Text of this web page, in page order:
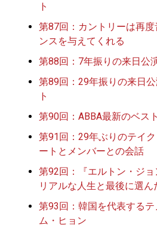
ト
第87回：カントリーは再
ンスを与えてくれる
第88回：7年振りの来日公
第89回：29年振りの来日
ト
第90回：ABBA最新のベス
第91回：29年ぶりのテイ
ートとメンバーとの会話
第92回：『エルトン・ジョ
リアルな人生と最後に選ん
第93回：韓国を代表する
ム・ヒョン